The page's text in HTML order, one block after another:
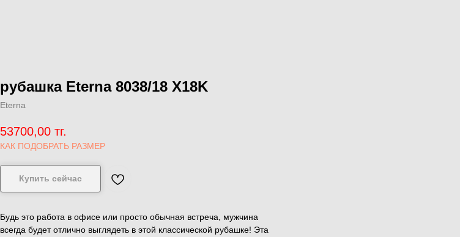
рубашка Eterna 8038/18 X18K
Eterna
53700,00 тг.
КАК ПОДОБРАТЬ РАЗМЕР
Купить сейчас
Будь это работа в офисе или просто обычная встреча, мужчина
всегда будет отлично выглядеть в этой классической рубашке! Эта